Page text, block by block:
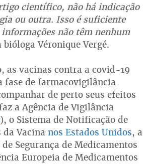
científico, não há indicação
ou outra. Isso é suficiente
não têm nenhum
Véronique Vergé.
as vacinas contra a covid-19
fase de farmacovigilância
de perto seus efeitos
a Agência de Vigilância
), o Sistema de Notificação de
da Vacina nos Estados Unidos, a
Segurança de Medicamentos
Europeia de Medicamentos